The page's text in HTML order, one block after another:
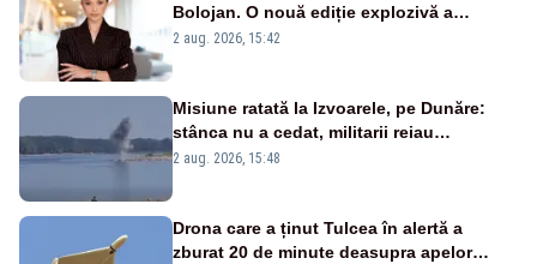
Bolojan. O nouă ediție explozivă a
emisiunii „Miza Zilei” la Realitatea PLUS
2 aug. 2026, 15:42
Misiune ratată la Izvoarele, pe Dunăre:
stânca nu a cedat, militarii reiau
detonările luni – VIDEO
2 aug. 2026, 15:48
Drona care a ținut Tulcea în alertă a
zburat 20 de minute deasupra apelor